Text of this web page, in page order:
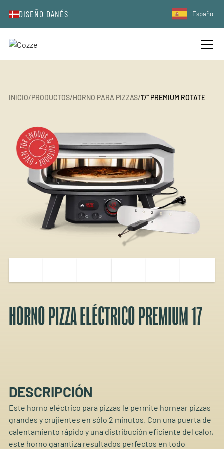
DISEÑO DANÉS Español
INICIO/PRODUCTOS/HORNO PARA PIZZAS/17" PREMIUM ROTATE
HORNO PIZZA ELÉCTRICO PREMIUM 17
DESCRIPCIÓN
Este horno eléctrico para pizzas le permite hornear pizzas
grandes y crujientes en sólo 2 minutos. Con una puerta de
calentamiento rápido y una distribución eficiente del calor,
este horno garantiza resultados perfectos en todo